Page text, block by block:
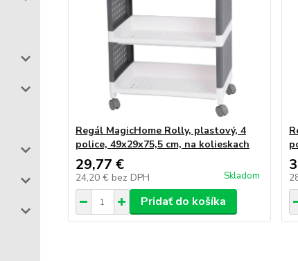
Regál MagicHome Rolly, plastový, 4
police, 49x29x75,5 cm, na kolieskach
29,77 €
24,20 € bez DPH Skladom
Pridať do košíka